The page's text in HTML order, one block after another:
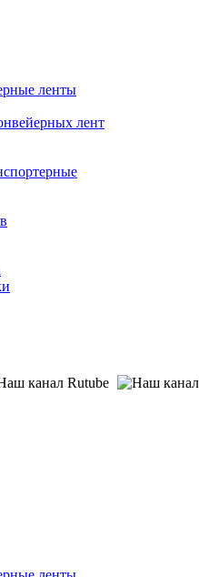
ленты
лент